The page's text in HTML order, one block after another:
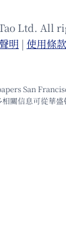
Ltd. All
明 | 使⽤條款
San
關信息可從華盛